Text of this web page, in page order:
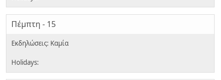
Πέμπτη - 15